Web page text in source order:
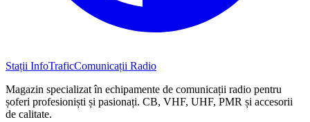
Stații InfoTraficComunicații Radio
Magazin specializat în echipamente de comunicații radio pentru
șoferi profesioniști și pasionați. CB, VHF, UHF, PMR și accesorii
de calitate.